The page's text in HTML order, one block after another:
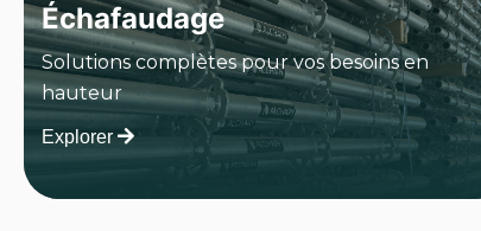
Échafaudage
Solutions complètes pour vos besoins en
hauteur
Explorer